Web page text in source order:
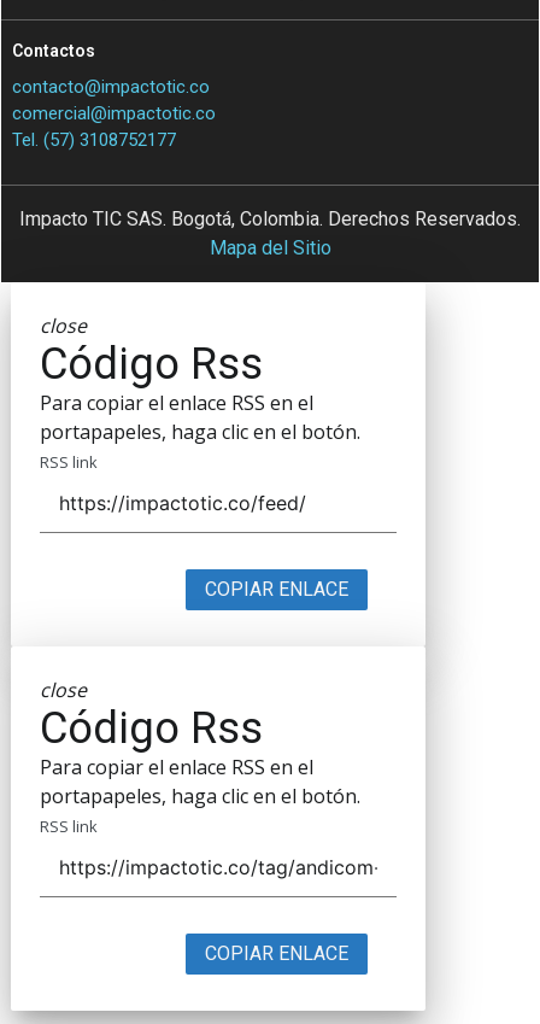
Contactos
contacto@impactotic.co
comercial@impactotic.co
Tel. (57) 3108752177
Impacto TIC SAS. Bogotá, Colombia. Derechos Reservados.
Mapa del Sitio
close
Código Rss
Para copiar el enlace RSS en el
portapapeles, haga clic en el botón.
RSS link
COPIAR ENLACE
close
Código Rss
Para copiar el enlace RSS en el
portapapeles, haga clic en el botón.
RSS link
COPIAR ENLACE